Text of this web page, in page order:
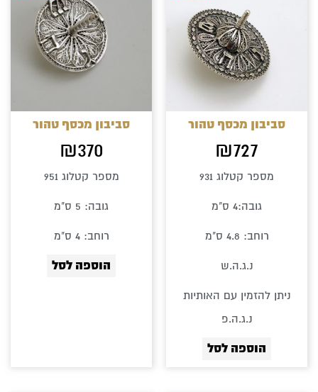
סביבון מכסף טהור
₪727
מספר קטלוג 931
גובה:4 ס"מ
רוחב: 4.8 ס"מ
נ.ג.ה.ש
ניתן להזמין עם האותיות
נ.ג.ה.פ
הוספה לסל
סביבון מכסף טהור
₪370
מספר קטלוג 951
גובה: 5 ס"מ
רוחב: 4 ס"מ
הוספה לסל